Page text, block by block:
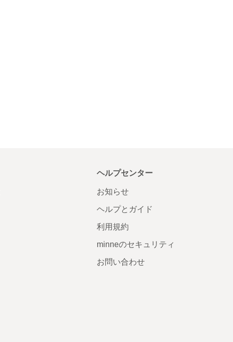
ヘルプセンター
お知らせ
ヘルプとガイド
利用規約
minneのセキュリティ
お問い合わせ